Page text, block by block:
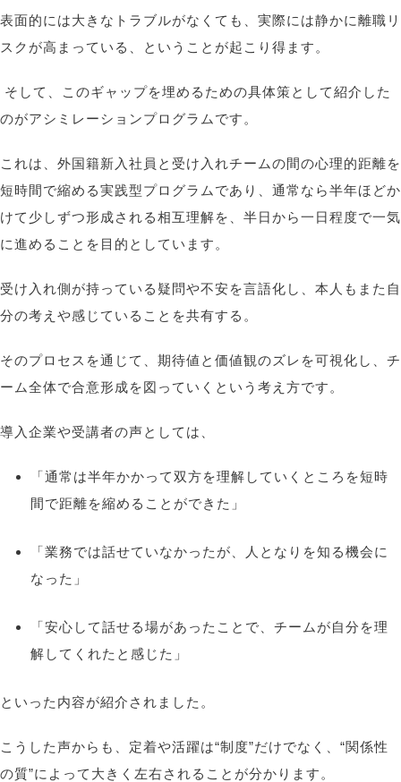
表面的には大きなトラブルがなくても、実際には静かに離職リ
スクが高まっている、ということが起こり得ます。
そして、このギャップを埋めるための具体策として紹介した
のがアシミレーションプログラムです。
これは、外国籍新入社員と受け入れチームの間の心理的距離を
短時間で縮める実践型プログラムであり、通常なら半年ほどか
けて少しずつ形成される相互理解を、半日から一日程度で一気
に進めることを目的としています。
受け入れ側が持っている疑問や不安を言語化し、本人もまた自
分の考えや感じていることを共有する。
そのプロセスを通じて、期待値と価値観のズレを可視化し、チ
ーム全体で合意形成を図っていくという考え方です。
導入企業や受講者の声としては、
「通常は半年かかって双方を理解していくところを短時
間で距離を縮めることができた」
「業務では話せていなかったが、人となりを知る機会に
なった」
「安心して話せる場があったことで、チームが自分を理
解してくれたと感じた」
といった内容が紹介されました。
こうした声からも、定着や活躍は“制度”だけでなく、 “関係性
の質”によって大きく左右されることが分かります。